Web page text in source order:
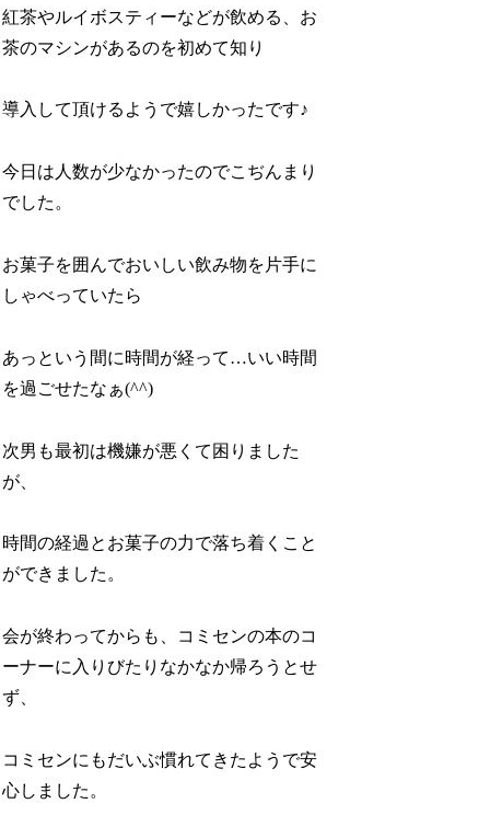
紅茶やルイボスティーなどが飲める、お
茶のマシンがあるのを初めて知り
導入して頂けるようで嬉しかったです♪
今日は人数が少なかったのでこぢんまり
でした。
お菓子を囲んでおいしい飲み物を片手に
しゃべっていたら
あっという間に時間が経って…いい時間
を過ごせたなぁ(^^)
次男も最初は機嫌が悪くて困りました
が、
時間の経過とお菓子の力で落ち着くこと
ができました。
会が終わってからも、コミセンの本のコ
ーナーに入りびたりなかなか帰ろうとせ
ず、
コミセンにもだいぶ慣れてきたようで安
心しました。